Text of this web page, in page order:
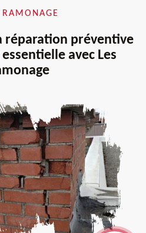
réparation préventive
avec Les